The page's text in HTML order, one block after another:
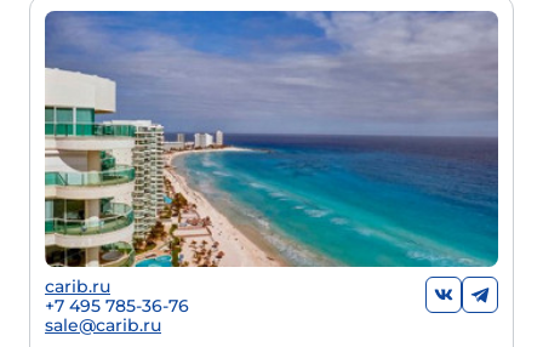
carib.ru
+7 495 785-36-76
sale@carib.ru